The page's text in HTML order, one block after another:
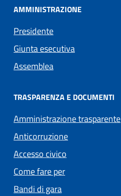
AMMINISTRAZIONE
Presidente
Giunta esecutiva
Assemblea
TRASPARENZA E DOCUMENTI
Amministrazione trasparente
Anticorruzione
Accesso civico
Come fare per
Bandi di gara